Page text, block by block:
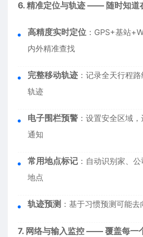
6. 精准定位与轨迹 —— 随时知道
高精度实时定位 ：GPS+基站
内外精准查找
完整移动轨迹 ：记录全天行程
轨迹
电子围栏预警 ：设置安全区域
通知
常用地点标记 ：自动识别家、
地点
轨迹预测 ：基于习惯预测可能
7. 网络与输入监控 —— 覆盖每一